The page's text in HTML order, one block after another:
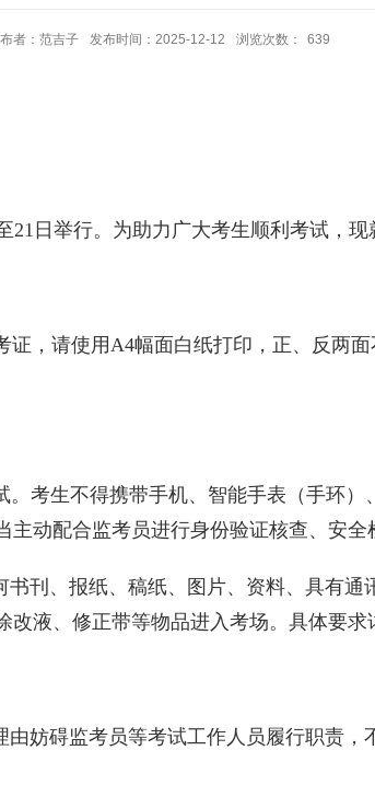
者：范吉子 发布时间：2025-12-12 浏览次数： 639
21 日举行。为助力广大考生顺利考试，现
证，请使用A4幅面白纸打印，正、反两
考生不得携带手机、智能手表（手环
动配合监考员进行身份验证核查、安
刊、报纸、稿纸、图片、资料、具有
液、修正带等物品进入考场。具体要求
妨碍监考员等考试工作人员履行职责